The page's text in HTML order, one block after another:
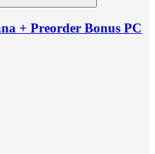
+ Preorder Bonus PC